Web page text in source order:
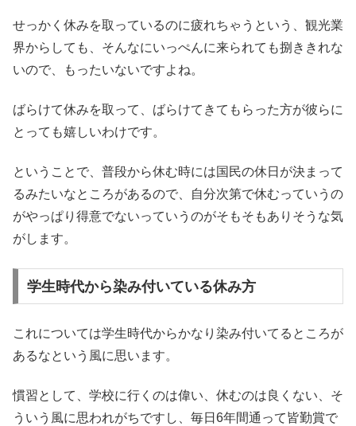
せっかく休みを取っているのに疲れちゃうという、観光業
界からしても、そんなにいっぺんに来られても捌ききれな
いので、もったいないですよね。
ばらけて休みを取って、ばらけてきてもらった方が彼らに
とっても嬉しいわけです。
ということで、普段から休む時には国民の休日が決まって
るみたいなところがあるので、自分次第で休むっていうの
がやっぱり得意でないっていうのがそもそもありそうな気
がします。
学生時代から染み付いている休み方
これについては学生時代からかなり染み付いてるところが
あるなという風に思います。
慣習として、学校に行くのは偉い、休むのは良くない、そ
ういう風に思われがちですし、毎日6年間通って皆勤賞で